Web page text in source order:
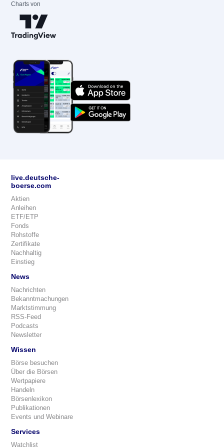
Charts von
live.deutsche-
boerse.com
Aktien
Anleihen
ETF/ETP
Fonds
Rohstoffe
Zertifikate
Nachhaltig
Einstieg
News
Nachrichten
Bekanntmachungen
Marktstimmung
RSS-Feed
Podcasts
Newsletter
Wissen
Börse besuchen
Über die Börsen
Wertpapiere
Handeln
Börsenlexikon
Publikationen
Events und Webinare
Services
Watchlist